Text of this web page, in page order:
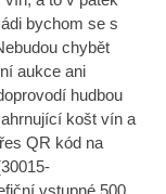
bychom se s
chybět
aukce ani
hudbou
košt vín a
QR kód na
vstupné 500